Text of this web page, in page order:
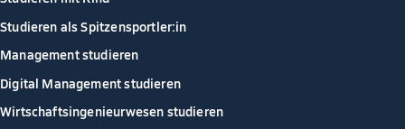
Studieren als Spitzensportler:in
Management studieren
Digital Management studieren
Wirtschaftsingenieurwesen studieren